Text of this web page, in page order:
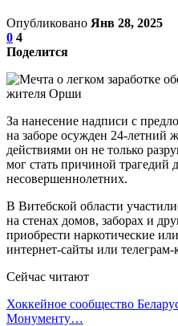
Опубликовано Янв 28, 2025
0 4
Поделится
За нанесение надписи с
на заборе осужден 24-
действиями он не только
мог стать причиной трагедий
несовершеннолетних.
В Витебской области
на стенах домов, заборах и
приобрести наркотические
интернет-сайты или телеграм-
Сейчас читают
Хоккейное сообщество
Монументу…